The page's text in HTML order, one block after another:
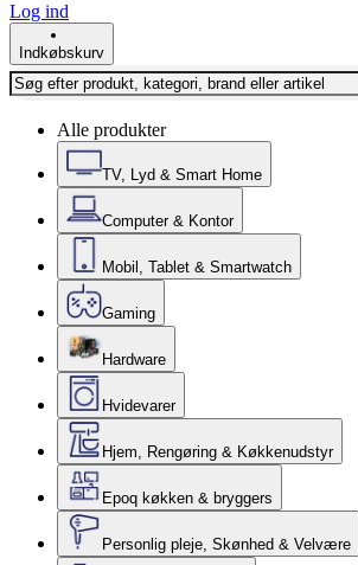
Log ind
Indkøbskurv
Alle produkter
TV, Lyd & Smart Home
Computer & Kontor
Mobil, Tablet & Smartwatch
Gaming
Hardware
Hvidevarer
Hjem, Rengøring & Køkkenudstyr
Epoq køkken & bryggers
Personlig pleje, Skønhed & Velvære